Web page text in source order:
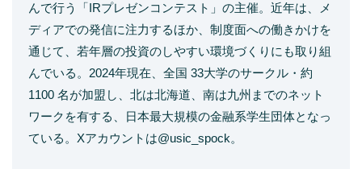
んで行う「IRプレゼンコンテスト」の主催。近年は、メ
ディアでの発信に注力するほか、制度面への働きかけを
通じて、若年層の投資のしやすい環境づくりにも取り組
んでいる。2024年現在、全国 33大学のサークル・約
1100 名が加盟し、北は北海道、南は九州までのネット
ワークを有する、日本最大規模の金融系学生団体となっ
ている。Xアカウントは@usic_spock。